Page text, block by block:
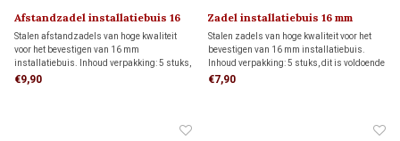
Afstandzadel installatiebuis 16
mm
Stalen afstandzadels van hoge kwaliteit
voor het bevestigen van 16 mm
installatiebuis. Inhoud verpakking: 5 stuks,
dit is voldoende voor 3 meter
€9,90
Zadel installatiebuis 16 mm
Stalen zadels van hoge kwaliteit voor het
bevestigen van 16 mm installatiebuis.
Inhoud verpakking: 5 stuks, dit is voldoende
voor 3 meter installatiebuis.
€7,90